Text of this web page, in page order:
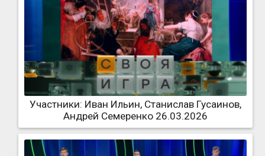
Участники: Иван Ильин, Станислав Гусаинов,
Андрей Семеренко 26.03.2026